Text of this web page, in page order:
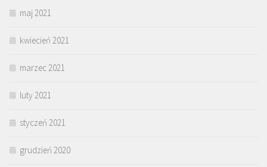
maj 2021
kwiecień 2021
marzec 2021
luty 2021
styczeń 2021
grudzień 2020